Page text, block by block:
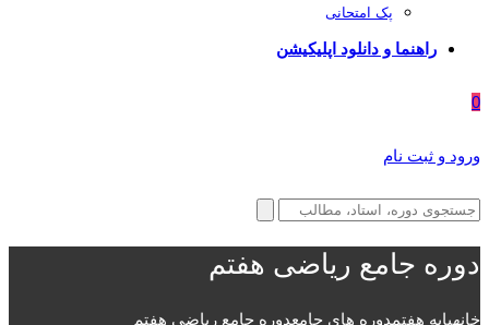
پک امتحانی
راهنما و دانلود اپلیکیشن
0
ورود و ثبت نام
دوره جامع ریاضی هفتم
خانهپایه هفتمدوره های جامعدوره جامع ریاضی هفتم